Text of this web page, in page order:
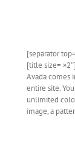
[separator
[title size=
Avada comes
entire site.
unlimited
image, a